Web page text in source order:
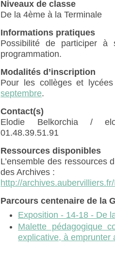
Niveaux de classe
De la 4ème à la Terminale
Informations pratiques
Possibilité de participer
programmation.
Modalités d’inscription
Pour les collèges et
septembre.
Contact(s)
Elodie Belkorchia /
01.48.39.51.91
Ressources disponibles
L’ensemble des ressources
des Archives :
http://
Parcours centenaire de la
Exposition - 14-18 - De
Malette pédagogique
explicative, à emprunter